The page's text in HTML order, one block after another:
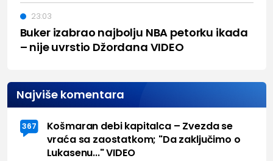
Buker izabrao najbolju NBA petorku ikada
– nije uvrstio Džordana VIDEO
23:03
Najviše komentara
367
Košmaran debi kapitalca – Zvezda se
vraća sa zaostatkom; "Da zaključimo o
Lukasenu..." VIDEO